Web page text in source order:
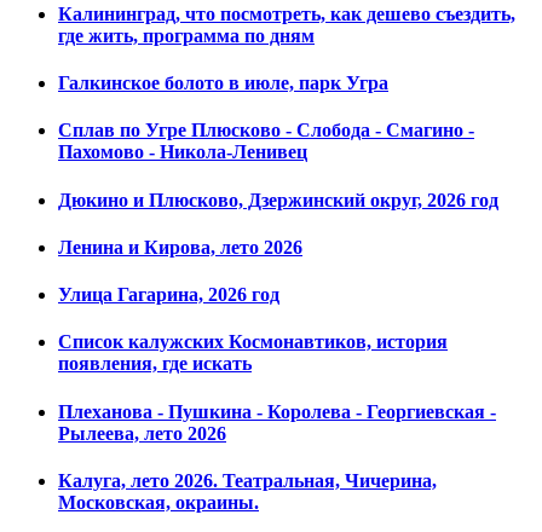
Калининград, что посмотреть, как дешево съездить,
где жить, программа по дням
Галкинское болото в июле, парк Угра
Сплав по Угре Плюсково - Слобода - Смагино -
Пахомово - Никола-Ленивец
Дюкино и Плюсково, Дзержинский округ, 2026 год
Ленина и Кирова, лето 2026
Улица Гагарина, 2026 год
Список калужских Космонавтиков, история
появления, где искать
Плеханова - Пушкина - Королева - Георгиевская -
Рылеева, лето 2026
Калуга, лето 2026. Театральная, Чичерина,
Московская, окраины.